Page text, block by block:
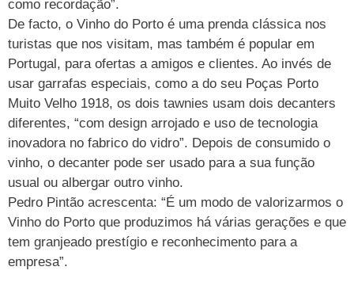
como recordação”.
De facto, o Vinho do Porto é uma prenda clássica nos
turistas que nos visitam, mas também é popular em
Portugal, para ofertas a amigos e clientes. Ao invés de
usar garrafas especiais, como a do seu Poças Porto
Muito Velho 1918, os dois tawnies usam dois decanters
diferentes, “com design arrojado e uso de tecnologia
inovadora no fabrico do vidro”. Depois de consumido o
vinho, o decanter pode ser usado para a sua função
usual ou albergar outro vinho.
Pedro Pintão acrescenta: “É um modo de valorizarmos o
Vinho do Porto que produzimos há várias gerações e que
tem granjeado prestígio e reconhecimento para a
empresa”.